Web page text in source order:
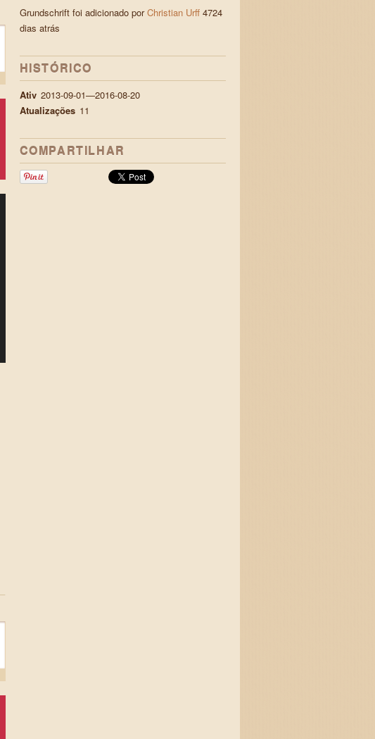
Grundschrift foi adicionado porChristian Urff4724
dias atrás
HISTÓRICO
Ativ 2013-09-01—2016-08-20
Atualizações 11
COMPARTILHAR